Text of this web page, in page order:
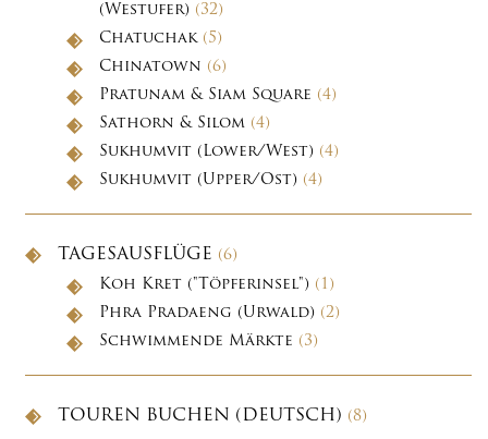
(Westufer) (32)
Chatuchak(5)
Chinatown (6)
Pratunam & Siam Square (4)
Sathorn & Silom (4)
Sukhumvit (Lower/West) (4)
Sukhumvit (Upper/Ost) (4)
TAGESAUSFLÜGE (6)
Koh Kret ("Töpferinsel") (1)
Phra Pradaeng (Urwald) (2)
Schwimmende Märkte (3)
TOUREN BUCHEN (DEUTSCH) (8)